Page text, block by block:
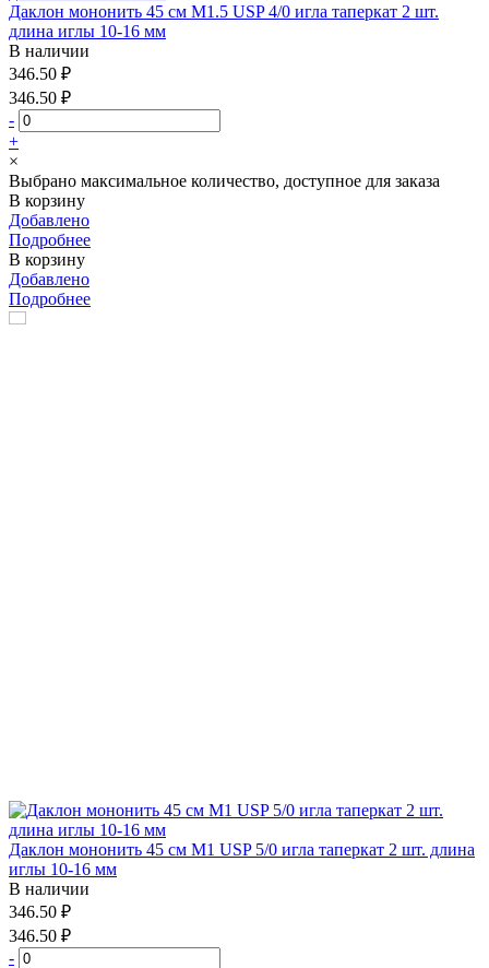
Даклон мононить 45 см М1.5 USP 4/0 игла таперкат 2 шт.
длина иглы 10-16 мм
В наличии
346.50 ₽
346.50 ₽
-
+
×
Выбрано максимальное количество, доступное для заказа
В корзину
Добавлено
Подробнее
В корзину
Добавлено
Подробнее
Даклон мононить 45 см М1 USP 5/0 игла таперкат 2 шт. длина
иглы 10-16 мм
В наличии
346.50 ₽
346.50 ₽
-